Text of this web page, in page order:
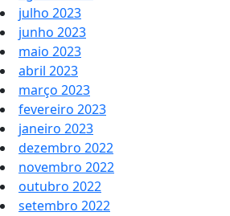
julho 2023
junho 2023
maio 2023
abril 2023
março 2023
fevereiro 2023
janeiro 2023
dezembro 2022
novembro 2022
outubro 2022
setembro 2022